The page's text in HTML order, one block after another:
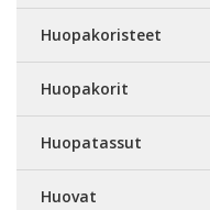
Huopakoristeet
Huopakorit
Huopatassut
Huovat